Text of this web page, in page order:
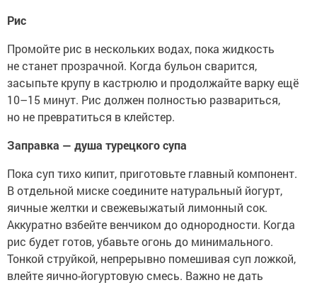
Рис
Промойте рис в нескольких водах, пока жидкость
не станет прозрачной. Когда бульон сварится,
засыпьте крупу в кастрюлю и продолжайте варку ещё
10–15 минут. Рис должен полностью развариться,
но не превратиться в клейстер.
Заправка — душа турецкого супа
Пока суп тихо кипит, приготовьте главный компонент.
В отдельной миске соедините натуральный йогурт,
яичные желтки и свежевыжатый лимонный сок.
Аккуратно взбейте венчиком до однородности. Когда
рис будет готов, убавьте огонь до минимального.
Тонкой струйкой, непрерывно помешивая суп ложкой,
влейте яично-йогуртовую смесь. Важно не дать